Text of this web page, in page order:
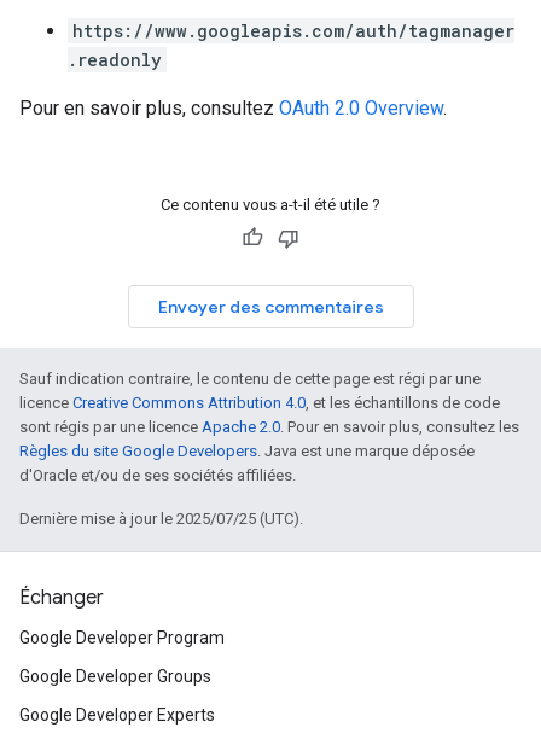
https://www.googleapis.com/auth/tagmanager
.readonly
Pour en savoir plus, consultez OAuth 2.0 Overview.
Ce contenu vous a-t-il été utile ?
Envoyer des commentaires
Sauf indication contraire, le contenu de cette page est régi par une
licence Creative Commons Attribution 4.0, et les échantillons de code
sont régis par une licence Apache 2.0. Pour en savoir plus, consultez les
Règles du site Google Developers. Java est une marque déposée
d'Oracle et/ou de ses sociétés affiliées.
Dernière mise à jour le 2025/07/25 (UTC).
Échanger
Google Developer Program
Google Developer Groups
Google Developer Experts